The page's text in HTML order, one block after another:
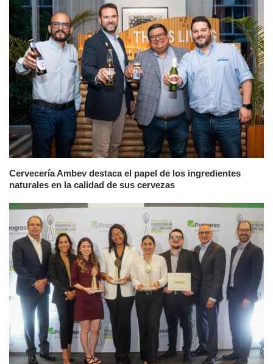
Cervecería Ambev destaca el papel de los ingredientes
naturales en la calidad de sus cervezas